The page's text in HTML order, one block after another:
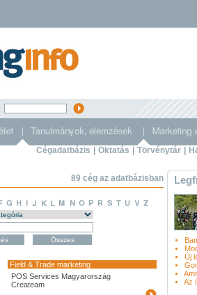
Cégadatbázis Oktatás Törvénytár
89 cég az adatbázisban
Field & Trade marketing
POS Services Magyarország
Createam
Új
Az